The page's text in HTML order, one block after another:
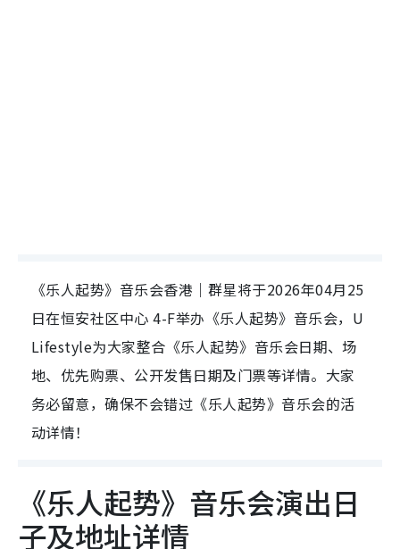
《乐人起势》音乐会香港｜群星将于2026年04月25
日在恒安社区中心 4-F举办《乐人起势》音乐会，U
Lifestyle为大家整合《乐人起势》音乐会日期、场
地、优先购票、公开发售日期及门票等详情。大家
务必留意，确保不会错过《乐人起势》音乐会的活
动详情！
《乐人起势》音乐会演出日
子及地址详情